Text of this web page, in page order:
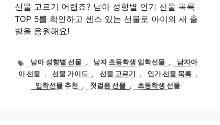
선물 고르기 어렵죠? 남아 성향별 인기 선물 목록
TOP 5를 확인하고 센스 있는 선물로 아이의 새 출
발을 응원해요!
태
그
남아 성향별 선물 , 남자 초등학생 입학선물 ,
남자아
이 선물 , 선물 가이드 , 선물 고르기 , 인기 선물 목록 ,
입학선물 추천
, 첫걸음 선물 , 초등학생 선물